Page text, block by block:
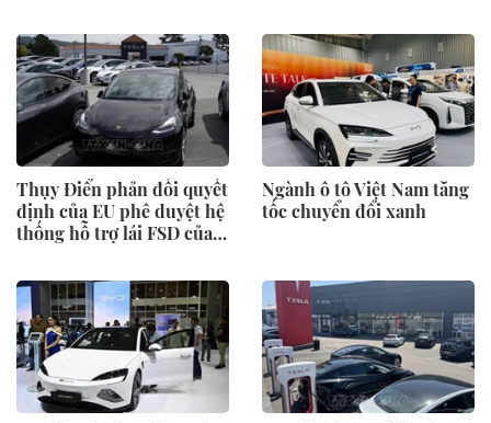
Thụy Điển phản đối quyết
định của EU phê duyệt hệ
thống hỗ trợ lái FSD của
Ngành ô tô Việt Nam tăng
tốc chuyển đổi xanh